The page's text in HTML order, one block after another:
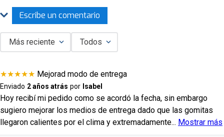
Escribe un comentario
Título
Califica el producto de 1 a 5 estrellas
Más reciente Todos
★★★★★ Mejorad modo de entrega
Enviado 2 años atrás por Isabel
Hoy recibí mi pedido como se acordó la fecha, sin embargo
sugiero mejorar los medios de entrega dado que las gomitas
llegaron calientes por el clima y extremadamente... Mostrar más